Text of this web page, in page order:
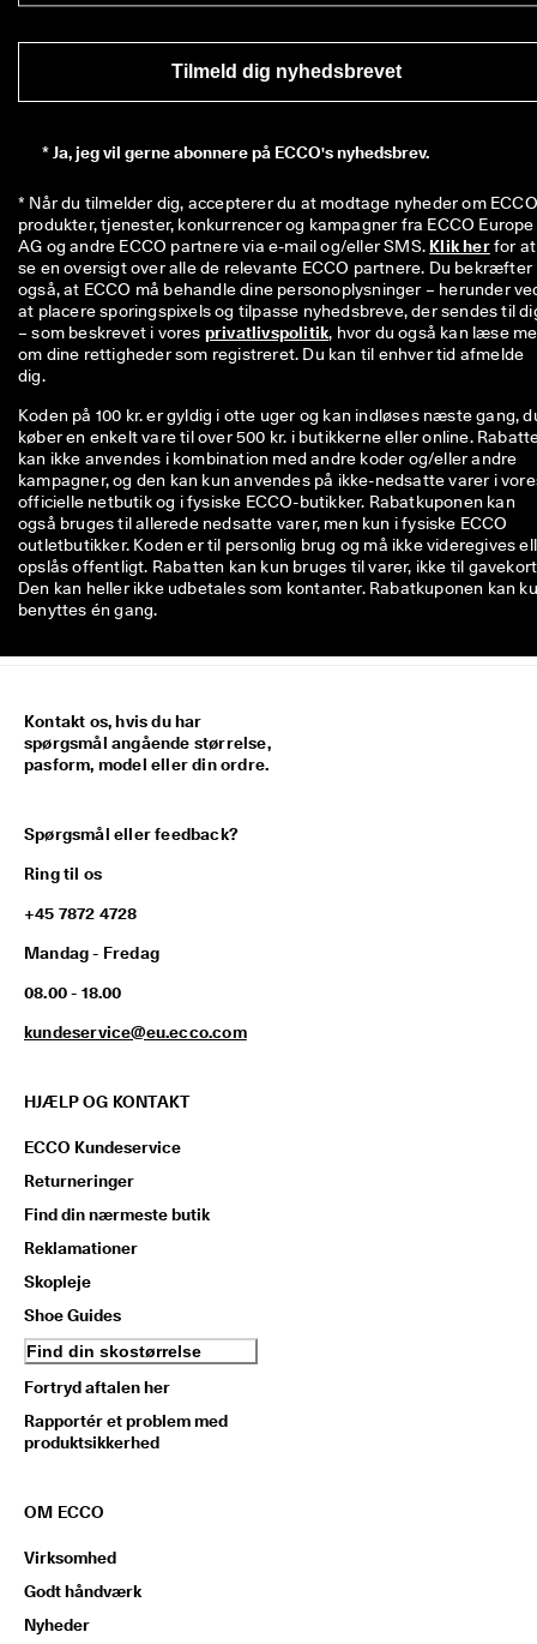
Tilmeld dig nyhedsbrevet
*Ja, jeg vil gerne abonnere på ECCO's nyhedsbrev.
* Når du tilmelder dig, accepterer du at modtage nyheder om
produkter, tjenester, konkurrencer og kampagner fra ECCO Europe
AG og andre ECCO partnere via e-mail og/eller SMS. Klik her for at
se en oversigt over alle de relevante ECCO partnere. Du bekræfter
også, at ECCO må behandle dine personoplysninger – herunder
at placere sporingspixels og tilpasse nyhedsbreve, der sendes til
– som beskrevet i vores privatlivspolitik, hvor du også kan læse
om dine rettigheder som registreret. Du kan til enhver tid afmelde
dig.
Koden på 100 kr. er gyldig i otte uger og kan indløses næste gang,
køber en enkelt vare til over 500 kr. i butikkerne eller online.
kan ikke anvendes i kombination med andre koder og/eller andre
kampagner, og den kan kun anvendes på ikke-nedsatte varer i
officielle netbutik og i fysiske ECCO-butikker. Rabatkuponen kan
også bruges til allerede nedsatte varer, men kun i fysiske ECCO
outletbutikker. Koden er til personlig brug og må ikke videregives
opslås offentligt. Rabatten kan kun bruges til varer, ikke til
Den kan heller ikke udbetales som kontanter. Rabatkuponen kan
benyttes én gang.
Kontakt os, hvis du har
spørgsmål angående størrelse,
pasform, model eller din ordre.
Spørgsmål eller feedback?
Ring til os
+45 7872 4728
Mandag - Fredag
08.00 - 18.00
kundeservice@eu.ecco.com
HJÆLP OG KONTAKT
ECCO Kundeservice
Returneringer
Find din nærmeste butik
Reklamationer
Skopleje
Shoe Guides
Find din skostørrelse
Fortryd aftalen her
Rapportér et problem med
produktsikkerhed
OM ECCO
Virksomhed
Godt håndværk
Nyheder